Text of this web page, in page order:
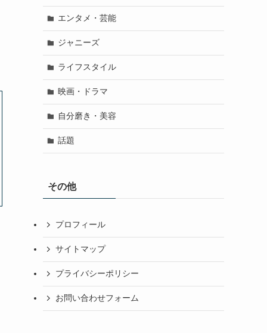
エンタメ・芸能
ジャニーズ
ライフスタイル
映画・ドラマ
自分磨き・美容
話題
その他
プロフィール
サイトマップ
プライバシーポリシー
お問い合わせフォーム